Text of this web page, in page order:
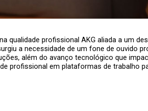
profissional AKG aliada a um
a necessidade de um fone de ouvido
além do avanço tecnológico que
profissional em plataformas de trabalho